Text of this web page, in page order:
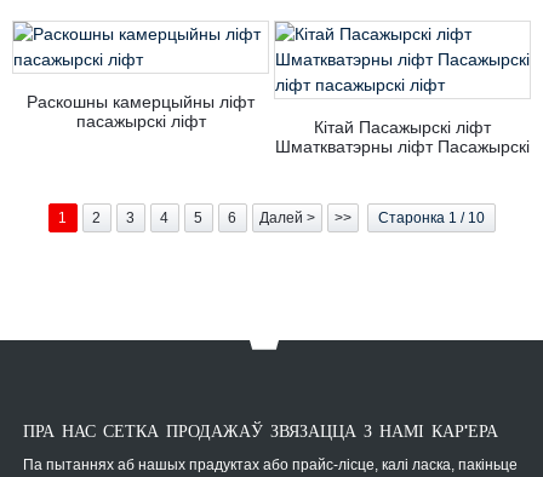
Раскошны камерцыйны ліфт
пасажырскі ліфт
Кітай Пасажырскі ліфт
Шматкватэрны ліфт Пасажырскі
1 2 3 4 5 6 Далей > >> Старонка 1 / 10
ПРА НАС СЕТКА ПРОДАЖАЎ ЗВЯЗАЦЦА З НАМІ КАР'ЕРА
Па пытаннях аб нашых прадуктах або прайс-лісце, калі ласка, пакіньце